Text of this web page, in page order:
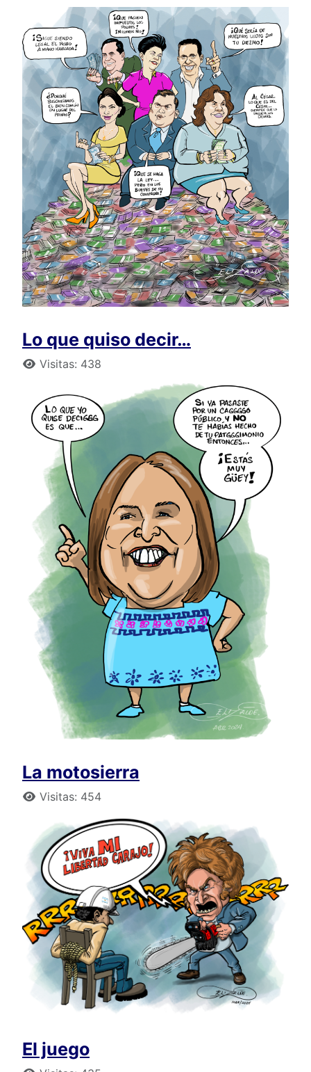
Lo que quiso decir…
Detalles
Visitas: 438
La motosierra
Detalles
Visitas: 454
El juego